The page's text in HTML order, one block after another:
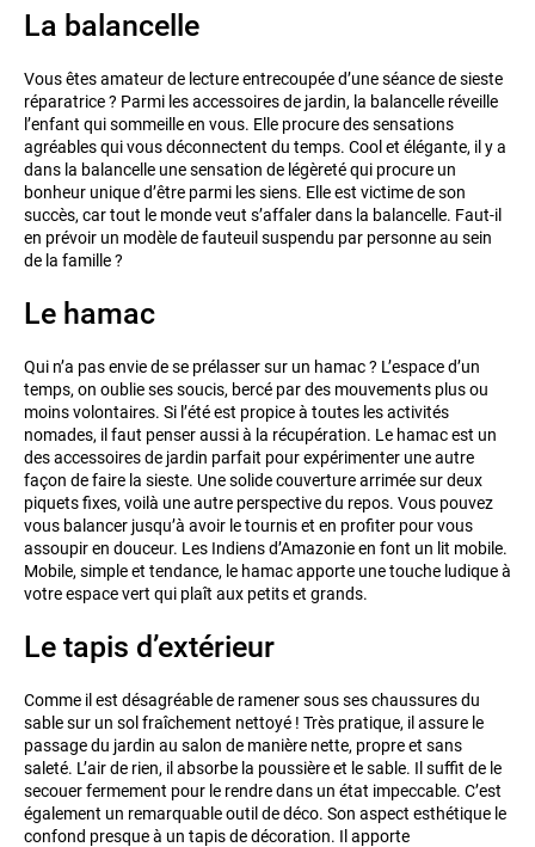
La balancelle
Vous êtes amateur de lecture entrecoupée d’une séance de sieste
réparatrice ? Parmi les accessoires de jardin, la balancelle réveille
l’enfant qui sommeille en vous. Elle procure des sensations
agréables qui vous déconnectent du temps. Cool et élégante, il y a
dans la balancelle une sensation de légèreté qui procure un
bonheur unique d’être parmi les siens. Elle est victime de son
succès, car tout le monde veut s’affaler dans la balancelle. Faut-il
en prévoir un modèle de fauteuil suspendu par personne au sein
de la famille ?
Le hamac
Qui n’a pas envie de se prélasser sur un hamac ? L’espace d’un
temps, on oublie ses soucis, bercé par des mouvements plus ou
moins volontaires. Si l’été est propice à toutes les activités
nomades, il faut penser aussi à la récupération. Le hamac est un
des accessoires de jardin parfait pour expérimenter une autre
façon de faire la sieste. Une solide couverture arrimée sur deux
piquets fixes, voilà une autre perspective du repos. Vous pouvez
vous balancer jusqu’à avoir le tournis et en profiter pour vous
assoupir en douceur. Les Indiens d’Amazonie en font un lit mobile.
Mobile, simple et tendance, le hamac apporte une touche ludique à
votre espace vert qui plaît aux petits et grands.
Le tapis d’extérieur
Comme il est désagréable de ramener sous ses chaussures du
sable sur un sol fraîchement nettoyé ! Très pratique, il assure le
passage du jardin au salon de manière nette, propre et sans
saleté. L’air de rien, il absorbe la poussière et le sable. Il suffit de le
secouer fermement pour le rendre dans un état impeccable. C’est
également un remarquable outil de déco. Son aspect esthétique le
confond presque à un tapis de décoration. Il apporte